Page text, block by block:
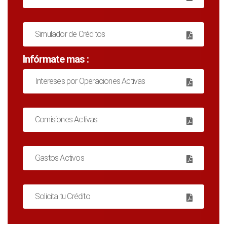
Simulador de Créditos
Infórmate mas :
Intereses por Operaciones Activas
Comisiones Activas
Gastos Activos
Solicita tu Crédito